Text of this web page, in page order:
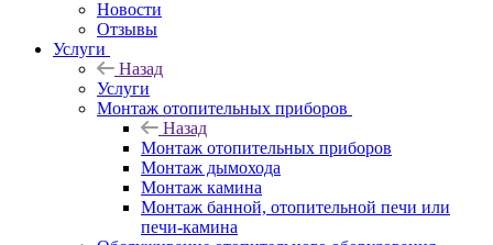
Новости
Отзывы
Услуги
Назад
Услуги
Монтаж отопительных приборов
Назад
Монтаж отопительных приборов
Монтаж дымохода
Монтаж камина
Монтаж банной, отопительной печи или
печи-камина